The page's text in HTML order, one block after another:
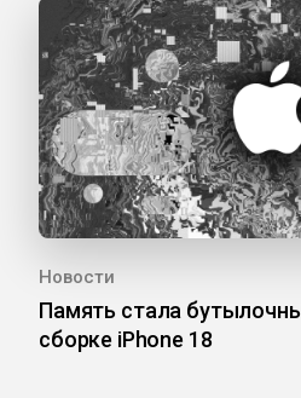
Новости
Память стала
сборке iPhone 18